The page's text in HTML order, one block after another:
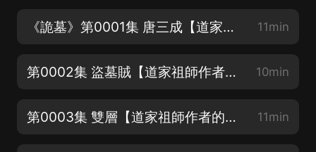
《詭墓》第0001集 唐三成【道家祖師作者的新書《截運道師》已肥，來聽啊❤️】 11min
第0002集 盜墓賊【道家祖師作者的新書《截運道師》已肥，來聽啊❤️】 10min
第0003集 雙層【道家祖師作者的新書《截運道師》已肥，來聽啊❤️】 11min